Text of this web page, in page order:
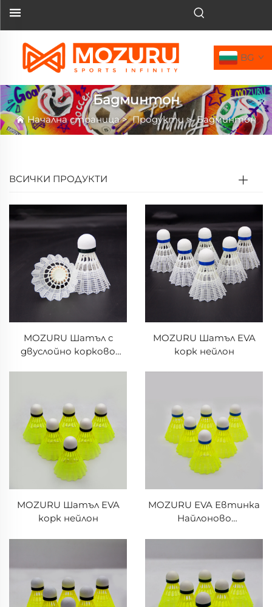
BG
Бадминтон
Начална страница>Продукти>Бадминтон
ВСИЧКИ ПРОДУКТИ
MOZURU Шатъл с
двуслойно корково
MOZURU Шатъл EVA
корк нейлон
MOZURU Шатъл EVA
корк нейлон
MOZURU EVA Евтинка
Найлоново